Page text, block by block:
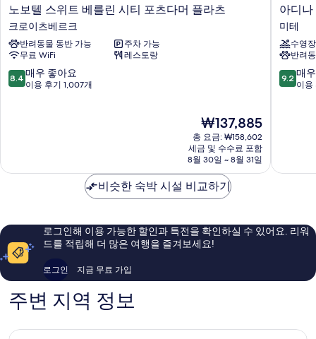
노
보
텔
스
위
트
베
다
츠
로
이
르
노보텔 스위트 베를린 시티 포츠다머 플라츠
크로이츠베르크
반려동물 동반 가능
주차 가능
무료 WiFi
레스토랑
10
점
우
이
후
기
8.4 매우 좋아요
이용 후기 1,007개
현
재
요
금
₩137,885
₩137,885
총 요금: ₩158,602
세금 및 수수료 포함
8월 30일 ~ 8월 31일
아
디
나
아
파
트
먼
미
아디
미테
수영장
반려
10
점
우
요,
이
9.2 매
이용
비슷한 숙박 시설 비교하기
로그인해 이용 가능한 할인과 특전을 확인하실 수 있어요. 리워
드를 적립해 더 많은 여행을 즐겨보세요!
로그인 지금 무료 가입
주변 지역 정보